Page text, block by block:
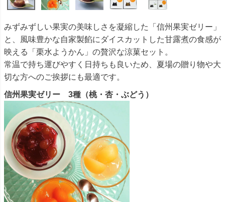
みずみずしい果実の美味しさを凝縮した「信州果実ゼリー」
と、風味豊かな自家製餡にダイスカットした甘露煮の食感が
映える「栗水ようかん」の贅沢な涼菓セット。
常温で持ち運びやすく日持ちも良いため、夏場の贈り物や大
切な方へのご挨拶にも最適です。
信州果実ゼリー 3種（桃・杏・ぶどう）